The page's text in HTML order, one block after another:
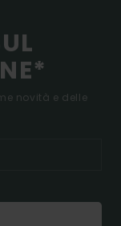
novità e delle